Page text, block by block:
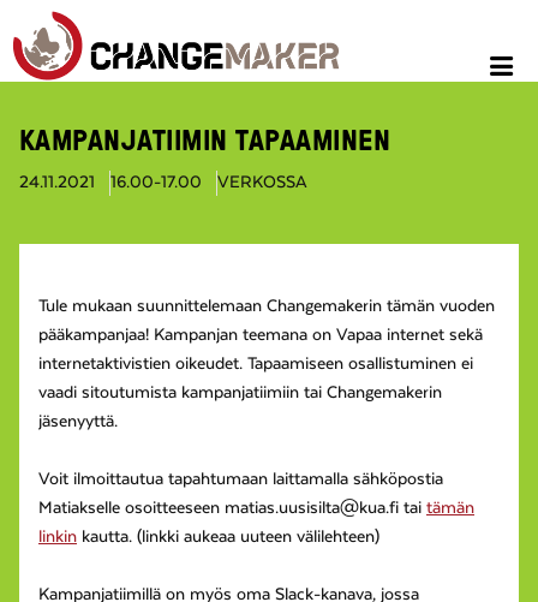
KAMPANJATIIMIN TAPAAMINEN
24.11.2021 16.00-17.00 VERKOSSA
Tule mukaan suunnittelemaan Changemakerin tämän vuoden
pääkampanjaa! Kampanjan teemana on Vapaa internet sekä
internetaktivistien oikeudet. Tapaamiseen osallistuminen ei
vaadi sitoutumista kampanjatiimiin tai Changemakerin
jäsenyyttä.
Voit ilmoittautua tapahtumaan laittamalla sähköpostia
Matiakselle osoitteeseen matias.uusisilta@kua.fi tai tämän
linkin kautta. (linkki aukeaa uuteen välilehteen)
Kampanjatiimillä on myös oma Slack-kanava, jossa